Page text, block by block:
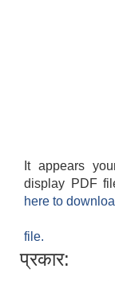
It appears
display PDF
here to
file.
प्रकार: